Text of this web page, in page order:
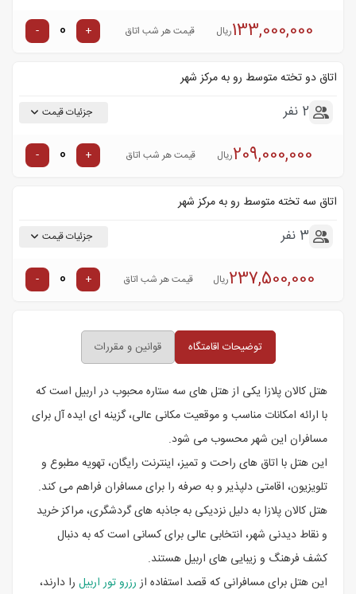
133,000,000ریال قیمت هر شب اتاق +
-
اتاق دو تخته متوسط رو به مرکز شهر
2 نفر جزئیات قیمت
209,000,000ریال قیمت هر شب اتاق +
-
اتاق سه تخته متوسط رو به مرکز شهر
3 نفر جزئیات قیمت
237,500,000ریال قیمت هر شب اتاق +
-
توضیحات اقامتگاه قوانین و مقررات
هتل کالان پلازا یکی از هتل های سه ستاره محبوب در اربیل است که
با ارائه امکانات مناسب و موقعیت مکانی عالی، گزینه ای ایده آل برای
مسافران این شهر محسوب می شود.
این هتل با اتاق های راحت و تمیز، اینترنت رایگان، تهویه مطبوع و
تلویزیون، اقامتی دلپذیر و به صرفه را برای مسافران فراهم می کند.
هتل کالان پلازا به دلیل نزدیکی به جاذبه های گردشگری، مراکز خرید
و نقاط دیدنی شهر، انتخابی عالی برای کسانی است که به دنبال
کشف فرهنگ و زیبایی های اربیل هستند.
این هتل برای مسافرانی که قصد استفاده ازرزرو تور اربیل را دارند،